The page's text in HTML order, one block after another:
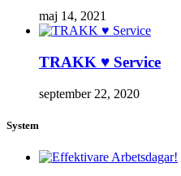
maj 14, 2021
TRAKK ♥ Service
september 22, 2020
System